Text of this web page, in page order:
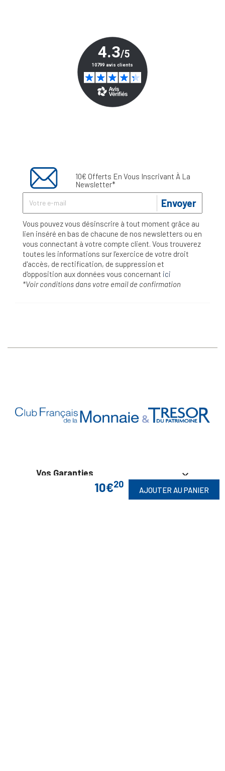
10€20
AJOUTER AU PANIER
10€ Offerts En Vous Inscrivant À La
Newsletter*
Envoyer
Vous pouvez vous désinscrire à tout moment grâce au
lien inséré en bas de chacune de nos newsletters ou en
vous connectant à votre compte client. Vous trouverez
toutes les informations sur l’exercice de votre droit
d'accès, de rectification, de suppression et
d'opposition aux données vous concernant ici
*Voir conditions dans votre email de confirmation
Vos Garanties 
